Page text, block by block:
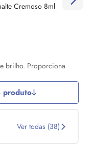
brilho. Proporciona
produto
Ver todas (38)